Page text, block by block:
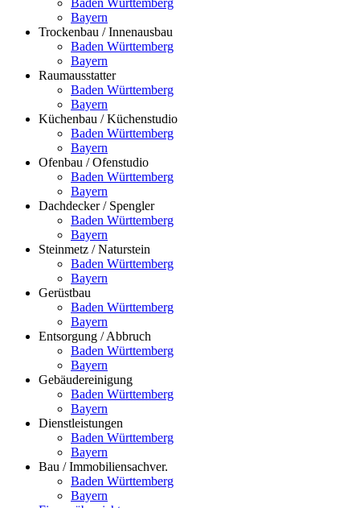
Bayern
Trockenbau / Innenausbau
Baden Württemberg
Bayern
Raumausstatter
Baden Württemberg
Bayern
Küchenbau / Küchenstudio
Baden Württemberg
Bayern
Ofenbau / Ofenstudio
Baden Württemberg
Bayern
Dachdecker / Spengler
Baden Württemberg
Bayern
Steinmetz / Naturstein
Baden Württemberg
Bayern
Gerüstbau
Baden Württemberg
Bayern
Entsorgung / Abbruch
Baden Württemberg
Bayern
Gebäudereinigung
Baden Württemberg
Bayern
Dienstleistungen
Baden Württemberg
Bayern
Bau / Immobiliensachver.
Baden Württemberg
Bayern